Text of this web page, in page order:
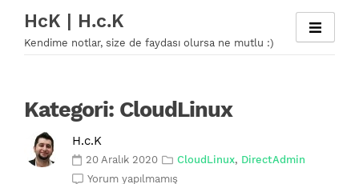
content
HcK | H.c.K
Kendime notlar, size de faydası olursa ne mutlu :)
Kategori: CloudLinux
H.c.K
20 Aralık 2020 CloudLinux, DirectAdmin
Yorum yapılmamış